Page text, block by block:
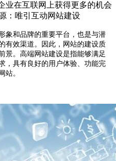
业在互联网上获得更多的机会
：唯引互动网站建设
象和品牌的重要平台，也是与潜
有效渠道。因此，网站的建设质
景。高端网站建设是指能够满足
，具有良好的用户体验、功能完
站。